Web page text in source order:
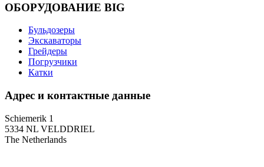
ОБОРУДОВАНИЕ BIG
Бульдозеры
Экскаваторы
Грейдеры
Погрузчики
Катки
Адрес и контактные данные
Schiemerik 1
5334 NL VELDDRIEL
The Netherlands